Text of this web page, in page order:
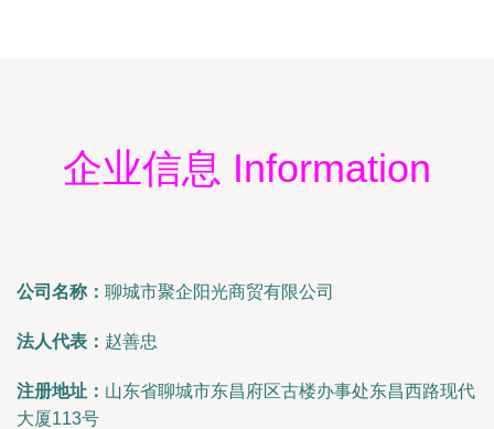
企业信息 Information
公司名称： 聊城市聚企阳光商贸有限公司
法人代表： 赵善忠
注册地址： 山东省聊城市东昌府区古楼办事处东昌西路现代
大厦113号